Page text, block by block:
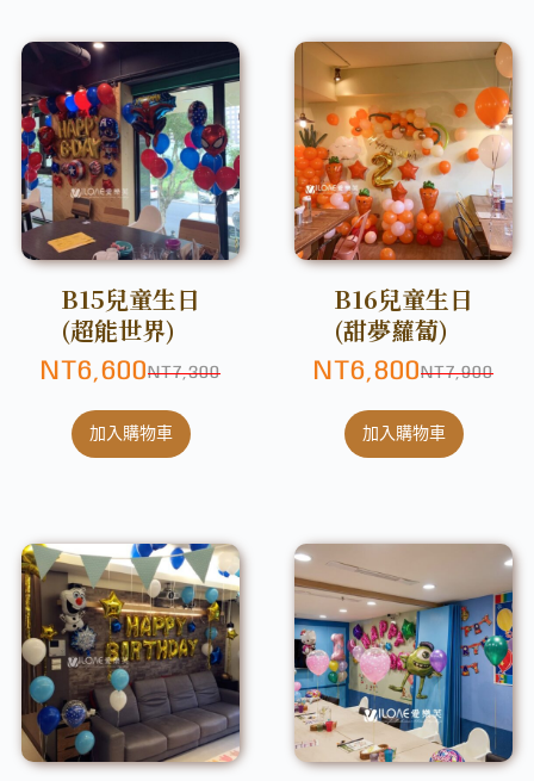
B15兒童生日
(超能世界)
NT7,300
NT6,600
加入購物車
B16兒童生日
(甜夢蘿蔔)
NT7,900
NT6,800
加入購物車